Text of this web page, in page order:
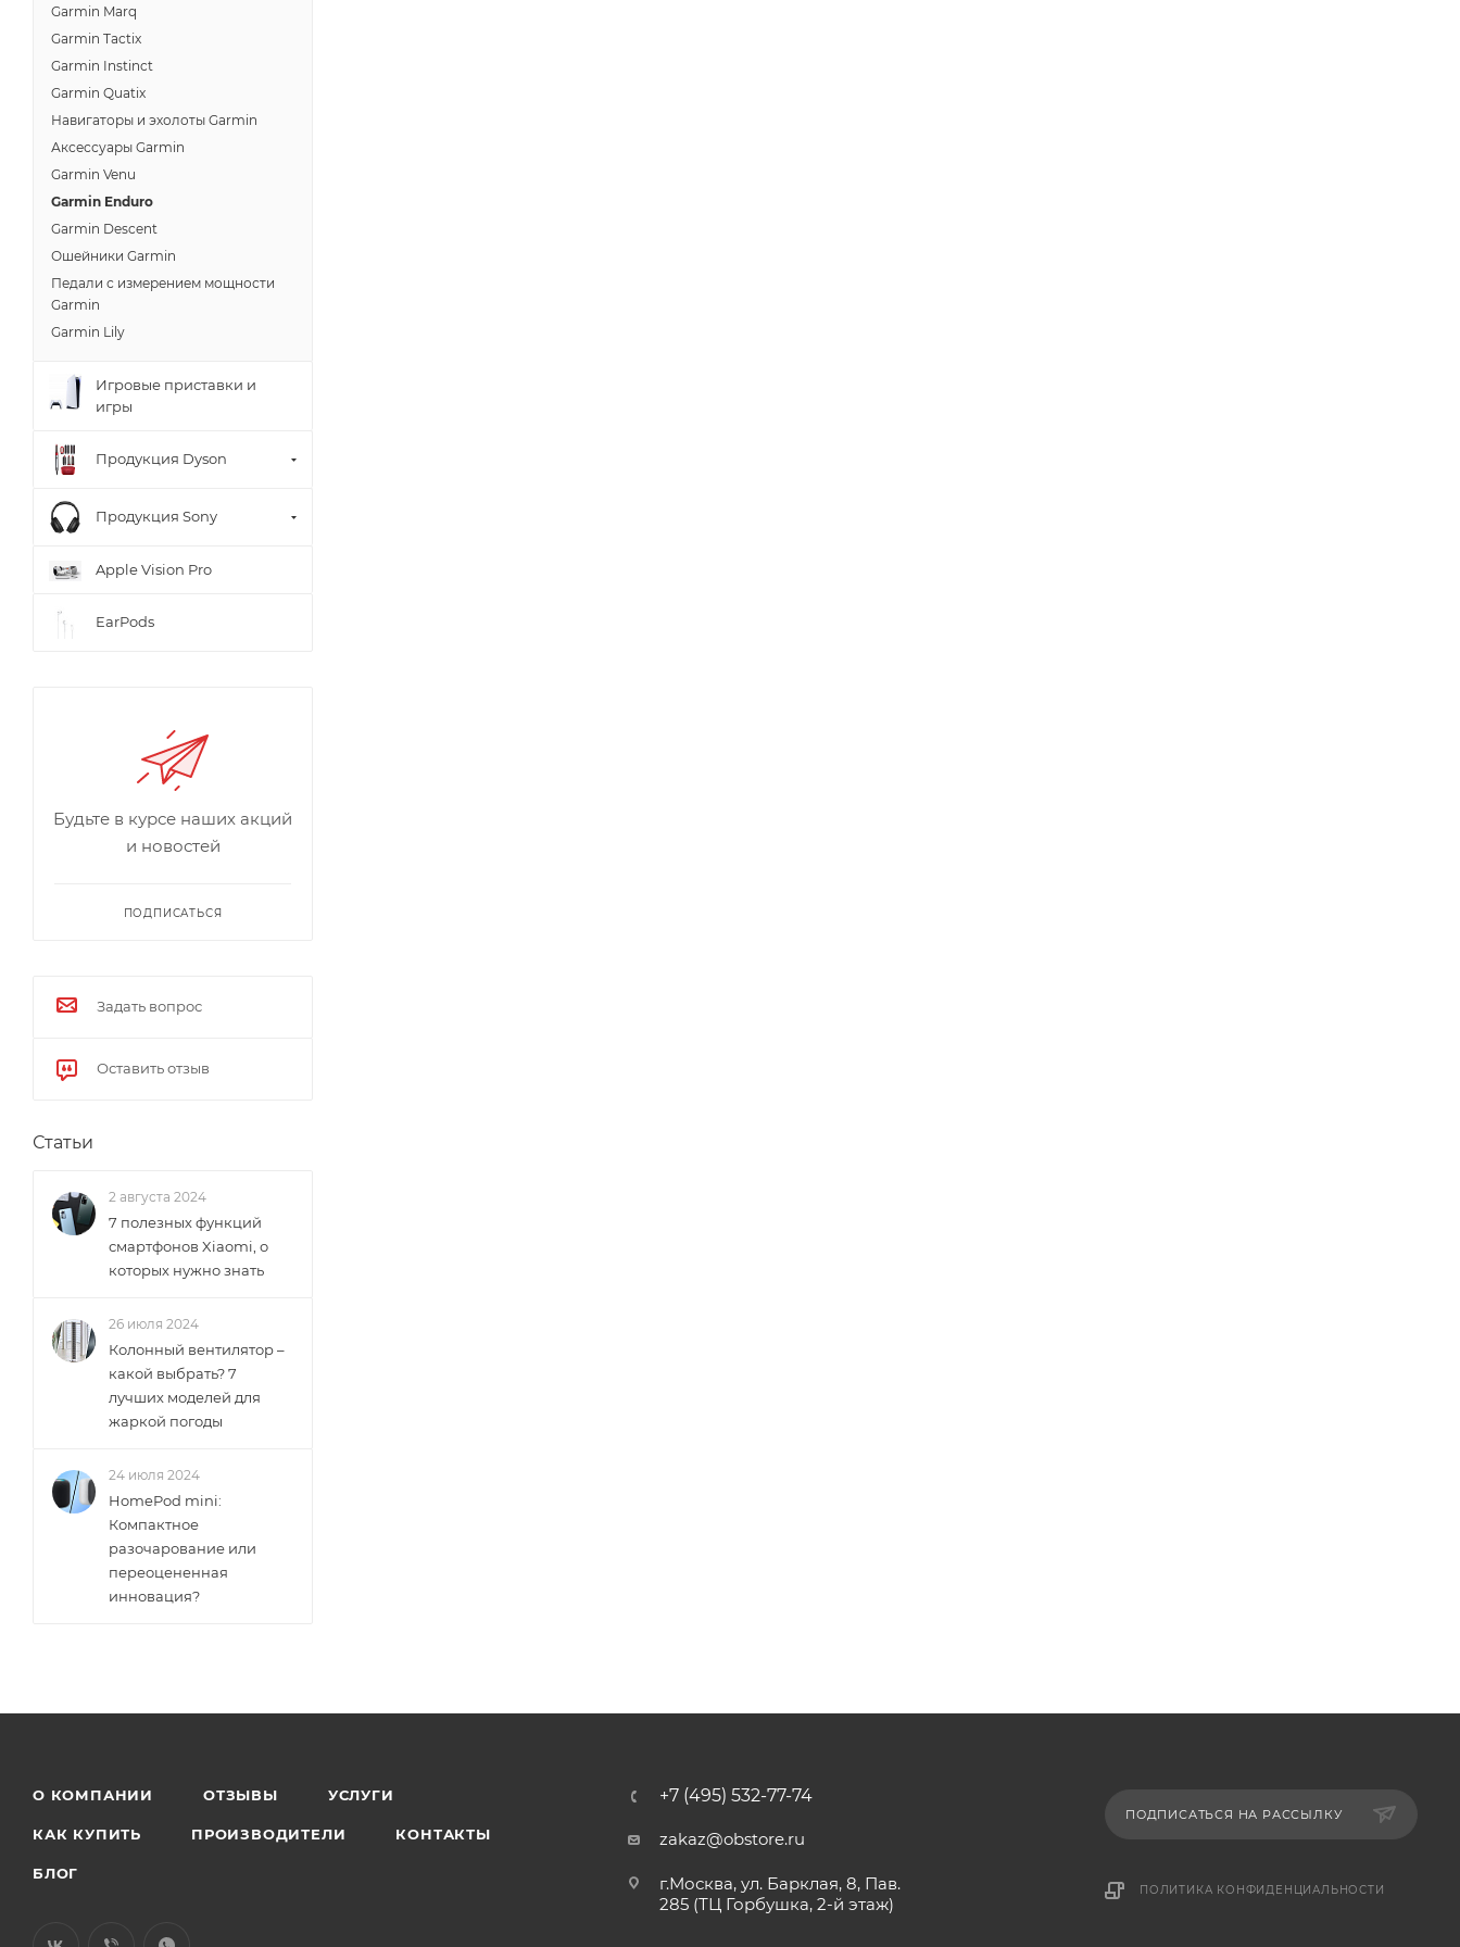
Garmin Marq
Garmin Tactix
Garmin Instinct
Garmin Quatix
Навигаторы и эхолоты Garmin
Аксессуары Garmin
Garmin Venu
Garmin Endurо
Garmin Descent
Ошейники Garmin
Педали с измерением мощности
Garmin
Garmin Lily
Игровые приставки и
игры
Продукция Dyson
Продукция Sony
Apple Vision Pro
EarPods
Будьте в курсе наших акций
и новостей
ПОДПИСАТЬСЯ
Задать вопрос
Оставить отзыв
Статьи
2 августа 2024
7 полезных функций
смартфонов Xiaomi, о
которых нужно знать
26 июля 2024
Колонный вентилятор –
какой выбрать? 7
лучших моделей для
жаркой погоды
24 июля 2024
HomePod mini:
Компактное
разочарование или
переоцененная
инновация?
О КОМПАНИИ ОТЗЫВЫ УСЛУГИ
КАК КУПИТЬ ПРОИЗВОДИТЕЛИ КОНТАКТЫ
БЛОГ
+7 (495) 532-77-74
zakaz@obstore.ru
г.Москва, ул. Барклая, 8, Пав.
285 (ТЦ Горбушка, 2-й этаж)
ПОДПИСАТЬСЯ НА РАССЫЛКУ
ПОЛИТИКА КОНФИДЕНЦИАЛЬНОСТИ